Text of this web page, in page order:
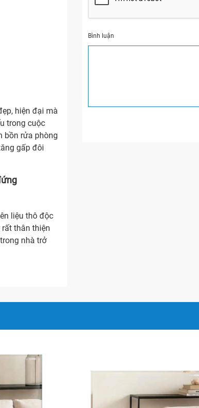
hiện đại mà
trong cuộc
bồn rửa phòng
gấp đôi
liệu thô độc
thân thiện
nhà trở
tạo không
còn là 1 thiết
Bình luận